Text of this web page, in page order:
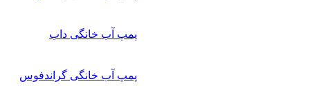
پمپ آب خانگی داب
پمپ آب خانگی گراندفوس